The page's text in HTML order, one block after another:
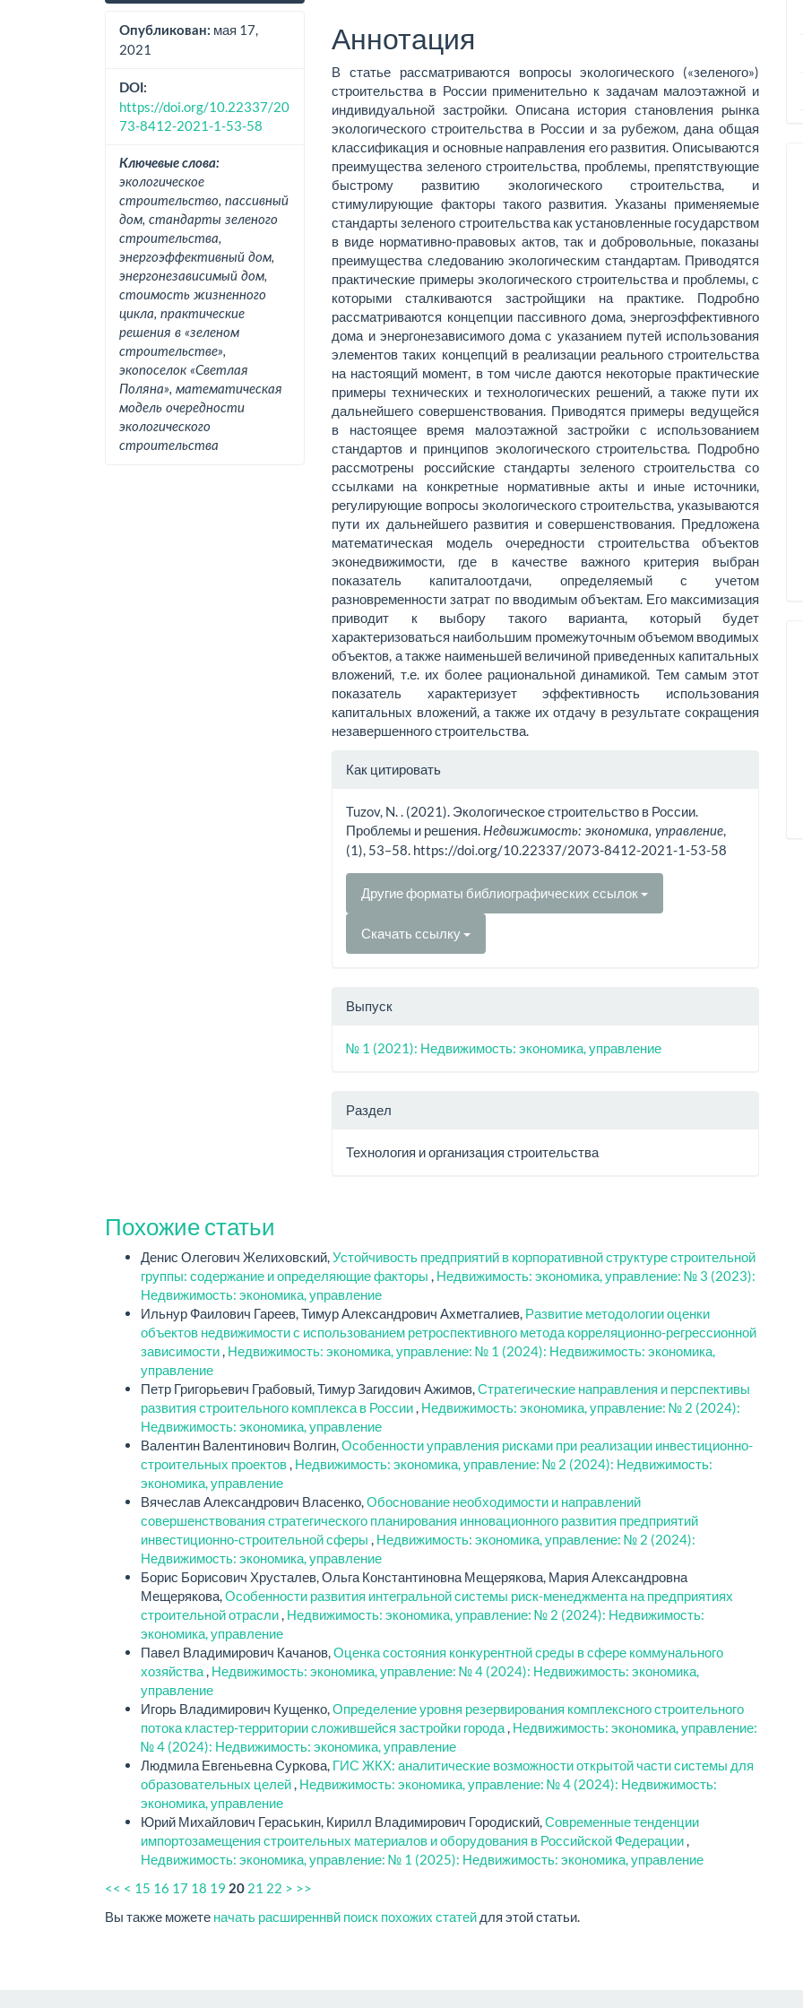
статьи
Опубликован: мая 17,
2021
DOI:
https://doi.org/10.22337/20
73-8412-2021-1-53-58
Ключевые слова:
экологическое
строительство, пассивный
дом, стандарты зеленого
строительства,
энергоэффективный дом,
энергонезависимый дом,
стоимость жизненного
цикла, практические
решения в «зеленом
строительстве»,
экопоселок «Светлая
Поляна», математическая
модель очередности
экологического
строительства
статьи
Аннотация
В статье рассматриваются вопросы экологического («зеленого»)
строительства в России применительно к задачам малоэтажной и
индивидуальной застройки. Описана история становления рынка
экологического строительства в России и за рубежом, дана общая
классификация и основные направления его развития. Описываются
преимущества зеленого строительства, проблемы, препятствующие
быстрому развитию экологического строительства, и
стимулирующие факторы такого развития. Указаны применяемые
стандарты зеленого строительства как установленные государством
в виде нормативно-правовых актов, так и добровольные, показаны
преимущества следованию экологическим стандартам. Приводятся
практические примеры экологического строительства и проблемы, с
которыми сталкиваются застройщики на практике. Подробно
рассматриваются концепции пассивного дома, энергоэффективного
дома и энергонезависимого дома с указанием путей использования
элементов таких концепций в реализации реального строительства
на настоящий момент, в том числе даются некоторые практические
примеры технических и технологических решений, а также пути их
дальнейшего совершенствования. Приводятся примеры ведущейся
в настоящее время малоэтажной застройки с использованием
стандартов и принципов экологического строительства. Подробно
рассмотрены российские стандарты зеленого строительства со
ссылками на конкретные нормативные акты и иные источники,
регулирующие вопросы экологического строительства, указываются
пути их дальнейшего развития и совершенствования. Предложена
математическая модель очередности строительства объектов
эконедвижимости, где в качестве важного критерия выбран
показатель капиталоотдачи, определяемый с учетом
разновременности затрат по вводимым объектам. Его максимизация
приводит к выбору такого варианта, который будет
характеризоваться наибольшим промежуточным объемом вводимых
объектов, а также наименьшей величиной приведенных капитальных
вложений, т.е. их более рациональной динамикой. Тем самым этот
показатель характеризует эффективность использования
капитальных вложений, а также их отдачу в результате сокращения
незавершенного строительства.
Информация
Как цитировать
Tuzov, N. . (2021). Экологическое строительство в России.
Проблемы и решения. Недвижимость: экономика, управление
(1), 53–58. https://doi.org/10.22337/2073-8412-2021-1-53-58
Другие форматы библиографических ссылок
Скачать ссылку
Выпуск
№ 1 (2021): Недвижимость: экономика, управление
Раздел
Технология и организация строительства
Похожие статьи
Денис Олегович Желиховский,Устойчивость предприятий в корпоративной структуре строительной
группы: содержание и определяющие факторы , Недвижимость: экономика, управление: № 3 (2023):
Недвижимость: экономика, управление
Ильнур Фаилович Гареев, Тимур Александрович Ахметгалиев, Развитие методологии оценки
объектов недвижимости с использованием ретроспективного метода корреляционно-регрессионной
зависимости, Недвижимость: экономика, управление: № 1 (2024): Недвижимость: экономика,
управление
Петр Григорьевич Грабовый, Тимур Загидович Ажимов,Стратегические направления и перспективы
развития строительного комплекса в России, Недвижимость: экономика, управление: № 2 (2024):
Недвижимость: экономика, управление
Валентин Валентинович Волгин,Особенности управления рисками при реализации инвестиционно-
строительных проектов, Недвижимость: экономика, управление: № 2 (2024): Недвижимость:
экономика, управление
Вячеслав Александрович Власенко,Обоснование необходимости и направлений
совершенствования стратегического планирования инновационного развития предприятий
инвестиционно-строительной сферы , Недвижимость: экономика, управление: № 2 (2024):
Недвижимость: экономика, управление
Борис Борисович Хрусталев, Ольга Константиновна Мещерякова, Мария Александровна
Мещерякова,Особенности развития интегральной системы риск-менеджмента на предприятиях
строительной отрасли, Недвижимость: экономика, управление: № 2 (2024): Недвижимость:
экономика, управление
Павел Владимирович Качанов,Оценка состояния конкурентной среды в сфере коммунального
хозяйства, Недвижимость: экономика, управление: № 4 (2024): Недвижимость: экономика,
управление
Игорь Владимирович Кущенко,Определение уровня резервирования комплексного строительного
потока кластер-территории сложившейся застройки города, Недвижимость: экономика, управление:
№ 4 (2024): Недвижимость: экономика, управление
Людмила Евгеньевна Суркова, ГИС ЖКХ: аналитические возможности открытой части системы для
образовательных целей, Недвижимость: экономика, управление: № 4 (2024): Недвижимость:
экономика, управление
Юрий Михайлович Гераськин, Кирилл Владимирович Городиский,Современные тенденции
импортозамещения строительных материалов и оборудования в Российской Федерации,
Недвижимость: экономика, управление: № 1 (2025): Недвижимость: экономика, управление
<< < 15 16 17 18 19 20 21 22 > >>
Вы также можете начать расширеннвй поиск похожих статей для этой статьи.